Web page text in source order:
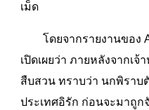
เม็ด
โดยจากรายงานของ
เปิดเผยว่า ภายหลังจากเ
สืบสวน ทราบว่า นกพิราบ
ประเทศอิรัก ก่อนจะมาถู